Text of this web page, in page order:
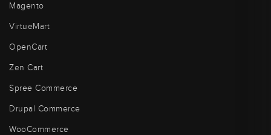
Magento
VirtueMart
OpenCart
Zen Cart
Spree Commerce
Drupal Commerce
WooCommerce